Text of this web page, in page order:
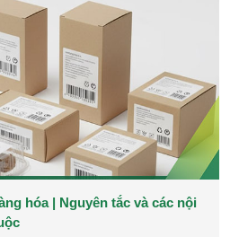
hóa | Nguyên tắc và các nội